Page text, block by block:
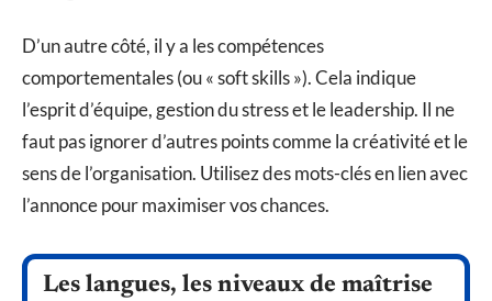
D’un autre côté, il y a les compétences
comportementales (ou « soft skills »). Cela indique
l’esprit d’équipe, gestion du stress et le leadership. Il ne
faut pas ignorer d’autres points comme la créativité et le
sens de l’organisation. Utilisez des mots-clés en lien avec
l’annonce pour maximiser vos chances.
Les langues, les niveaux de maîtrise